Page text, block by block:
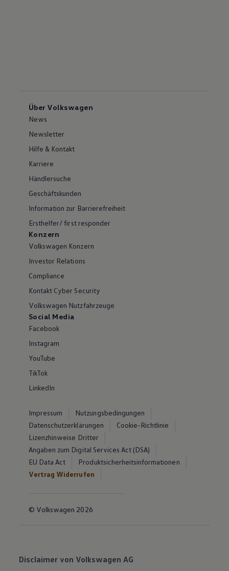
Über Volkswagen
News
Newsletter
Hilfe & Kontakt
Karriere
Händlersuche
Geschäftskunden
Information zur Barrierefreiheit
Ersthelfer/ first responder
Konzern
Volkswagen Konzern
Investor Relations
Compliance
Kontakt Cyber Security
Volkswagen Nutzfahrzeuge
Social Media
Facebook
Instagram
YouTube
TikTok
LinkedIn
Impressum
Nutzungsbedingungen
Datenschutzerklärungen
Cookie-Richtlinie
Lizenzhinweise Dritter
Angaben zum Digital Services Act (DSA)
EU Data Act
Produktsicherheitsinformationen
Vertrag Widerrufen
© Volkswagen 2026
Disclaimer von Volkswagen AG